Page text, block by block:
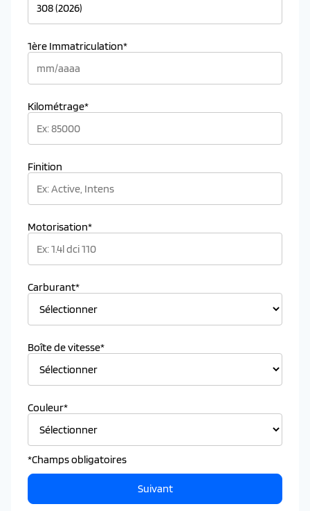
1ère Immatriculation*
Kilométrage*
Finition
Motorisation*
Carburant*
Boîte de vitesse*
Couleur*
*Champs obligatoires
Suivant